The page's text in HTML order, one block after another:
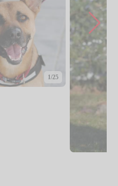
1/25